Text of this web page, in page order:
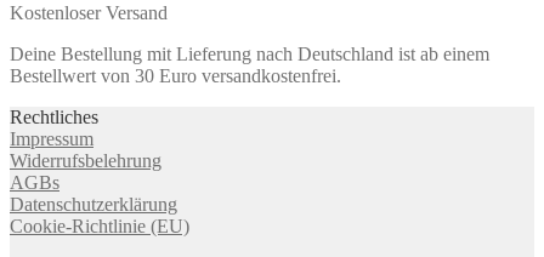
Kostenloser Versand
Deine Bestellung mit Lieferung nach Deutschland ist ab einem
Bestellwert von 30 Euro versandkostenfrei.
Rechtliches
Impressum
Widerrufsbelehrung
AGBs
Datenschutzerklärung
Cookie-Richtlinie (EU)